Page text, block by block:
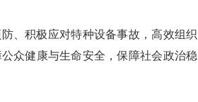
、积极应对特种设备事故，高效组织
众健康与生命安全，保障社会政治稳